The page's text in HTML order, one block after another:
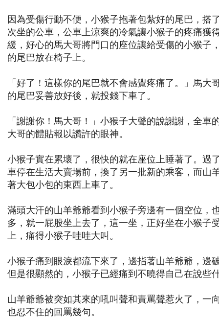
因為受傷行動不便，小猴子抱著包紮好的尾巴，搭
次坐的公車，公車上涼爽的冷氣讓小猴子的疼痛獲
緩，好心的馬大哥將門口的座位讓給受傷的小猴子
的尾巴放在椅子上。
「好了！這樣你的尾巴就不會感覺疼痛了。」馬大
的尾巴妥善放好後，就投錢下車了。
「謝謝你！馬大哥！」小猴子大聲的說謝謝，全車
大哥的體貼報以讚許的眼神。
小猴子實在累壞了，很快的就在座位上睡著了。過
車停在生活大賣場前，換了另一批新的乘客，而山
著大包小包的東西上車了。
滿頭大汗的山羊爺爺看到小猴子旁邊有一個空位，
多，就一屁股坐上去了，這一坐，正好坐在小猴子
上，痛得小猴子哇哇大叫。
小猴子痛到眼淚都流下來了，邊指著山羊爺爺，邊
但是很顯然的，小猴子已經痛到不曉得自己在說些
山羊爺爺被突如其來的吼叫聲和責罵聲惹火了，一
也忍不住的回罵幾句。